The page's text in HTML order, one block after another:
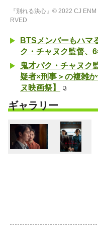
『別れる決心』© 2022 CJ
RVED
BTSメンバーもハマ
ク・チャヌク監督、
鬼才パク・チャヌク
疑者×刑事＞の複雑
ヌ映画祭】
ギャラリー